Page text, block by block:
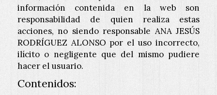
información contenida en la web son
responsabilidad de quien realiza estas
acciones, no siendo responsableANA JESÚS
RODRÍGUEZ ALONSO por el uso incorrecto,
ilícito o negligente que del mismo pudiere
hacer el usuario.
Contenidos: